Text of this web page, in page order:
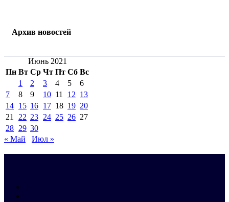
Архив новостей
Июнь 2021
Пн Вт Ср Чт Пт Сб Вс
1
2 3 4 5
6
7
8 9 10 11 12 13
14 15 16 17 18 19 20
21
22 23 24 25 26 27
28 29 30
« Май
Июл »